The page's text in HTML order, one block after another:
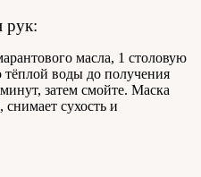
рук:
масла, 1 столовую
воды до получения
затем смойте. Маска
сухость и